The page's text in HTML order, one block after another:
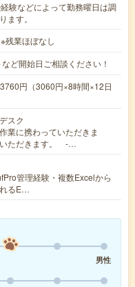
験などによって勤務曜日は調
ます。
業ほぼなし
ど開始日ご相談ください！
円（3060円×8時間×12日
スク
業に携わっていただきま
いただきます。 -…
管理経験・複数Excelから
るE…
男性